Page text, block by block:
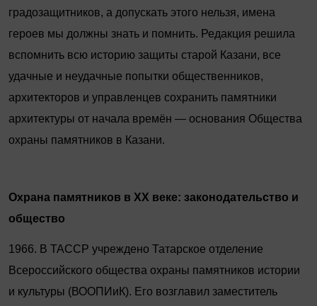
градозащитников, а допускать этого нельзя, имена
героев мы должны знать и помнить. Редакция решила
вспомнить всю историю защиты старой Казани, все
удачные и неудачные попытки общественников,
архитекторов и управленцев сохранить памятники
архитектуры от начала времён — основания Общества
охраны памятников в Казани.
Охрана памятников в XX веке: законодательство и
общество
1966. В ТАССР учреждено Татарское отделение
Всероссийского общества охраны памятников истории
и культуры (ВООПИиК). Его возглавил заместитель